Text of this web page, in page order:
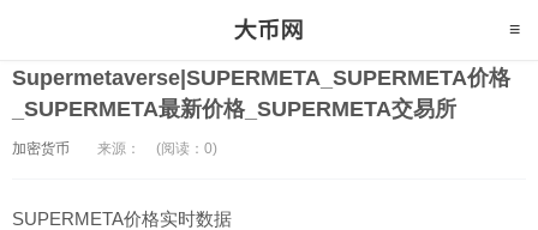
Supermetaverse|SUPERMETA_SUPERMETA价格
_SUPERMETA最新价格_SUPERMETA交易所
加密货币 来源： (阅读：0)
SUPERMETA价格实时数据